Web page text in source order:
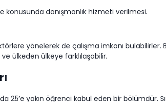
konusunda danışmanlık hizmeti verilmesi.
yönelerek de çalışma imkanı
ülkeden ülkeye farklılaşabilir.
yakın öğrenci kabul eden bir bölümdür.